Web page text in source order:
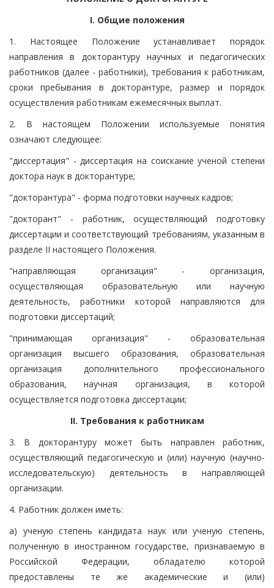
I. Общие положения
1. Настоящее Положение устанавливает порядок
направления в докторантуру научных и педагогических
работников (далее - работники), требования к работникам,
сроки пребывания в докторантуре, размер и порядок
осуществления работникам ежемесячных выплат.
2. В настоящем Положении используемые понятия
означают следующее:
"диссертация" - диссертация на соискание ученой степени
доктора наук в докторантуре;
"докторантура" - форма подготовки научных кадров;
"докторант" - работник, осуществляющий подготовку
диссертации и соответствующий требованиям, указанным в
разделе II настоящего Положения.
"направляющая организация" - организация,
осуществляющая образовательную или научную
деятельность, работники которой направляются для
подготовки диссертаций;
"принимающая организация" - образовательная
организация высшего образования, образовательная
организация дополнительного профессионального
образования, научная организация, в которой
осуществляется подготовка диссертации;
II. Требования к работникам
3. В докторантуру может быть направлен работник,
осуществляющий педагогическую и (или) научную (научно-
исследовательскую) деятельность в направляющей
организации.
4. Работник должен иметь:
а) ученую степень кандидата наук или ученую степень,
полученную в иностранном государстве, признаваемую в
Российской Федерации, обладателю которой
предоставлены те же академические и (или)